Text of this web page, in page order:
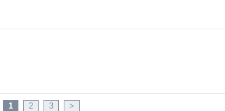
1 2 3 >